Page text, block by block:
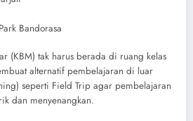
Bandorasa
(KBM) tak harus berada di ruang kelas
alternatif pembelajaran di luar
seperti Field Trip agar pembelajaran
dan menyenangkan.